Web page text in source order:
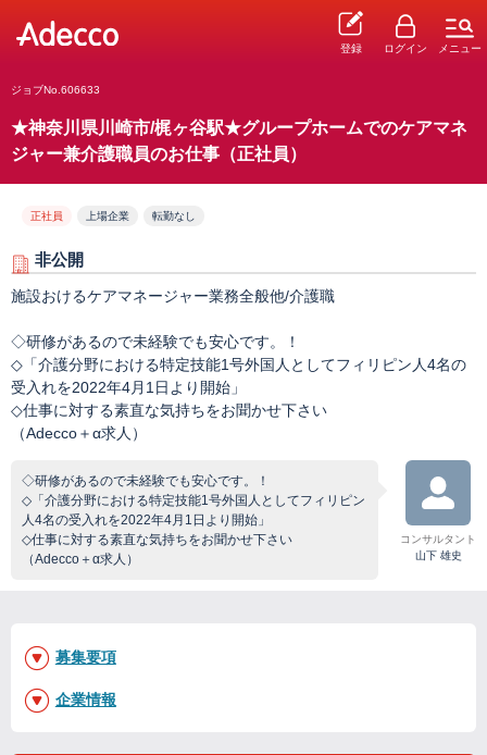
登録 ログイン メニュー
ジョブNo.606633
★神奈川県川崎市/梶ヶ谷駅★グループホームでのケアマネ
ジャー兼介護職員のお仕事（正社員）
正社員 上場企業 転勤なし
非公開
施設おけるケアマネージャー業務全般他/介護職
◇研修があるので未経験でも安心です。！
◇「介護分野における特定技能1号外国人としてフィリピン人4名の
受入れを2022年4月1日より開始」
◇仕事に対する素直な気持ちをお聞かせ下さい
（Adecco＋α求人）
◇研修があるので未経験でも安心です。！
◇「介護分野における特定技能1号外国人としてフィリピン
人4名の受入れを2022年4月1日より開始」
◇仕事に対する素直な気持ちをお聞かせ下さい
（Adecco＋α求人）
コンサルタント
山下 雄史
募集要項
企業情報